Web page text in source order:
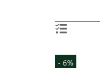
- 6%